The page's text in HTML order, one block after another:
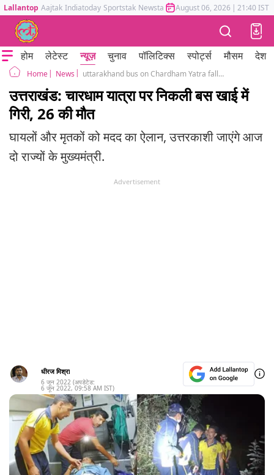
Lallantop Aajtak Indiatoday Sportstak Newstak Mumbai Tak Astrotak
August 06, 2026 | 21:40 IST
होम लेटेस्ट न्यूज़ चुनाव पॉलिटिक्स स्पोर्ट्स मौसम देश
Home News uttarakhand bus on Chardham Yatra falls into gorge near yamunotri national highway
उत्तराखंड: चारधाम यात्रा पर निकली बस खाई में
गिरी, 26 की मौत
घायलों और मृतकों को मदद का ऐलान, उत्तरकाशी जाएंगे आज
दो राज्यों के मुख्यमंत्री.
Advertisement
धीरज मिश्रा
6 जून 2022 (अपडेटेड:
6 जून 2022, 09:58 AM IST)